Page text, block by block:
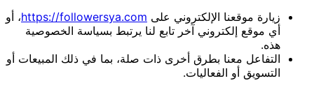
زيارة موقعنا الإلكتروني على https://followersya.com، أو
أي موقع إلكتروني آخر تابع لنا يرتبط بسياسة الخصوصية
هذه.
التفاعل معنا بطرق أخرى ذات صلة، بما في ذلك المبيعات أو
التسويق أو الفعاليات.